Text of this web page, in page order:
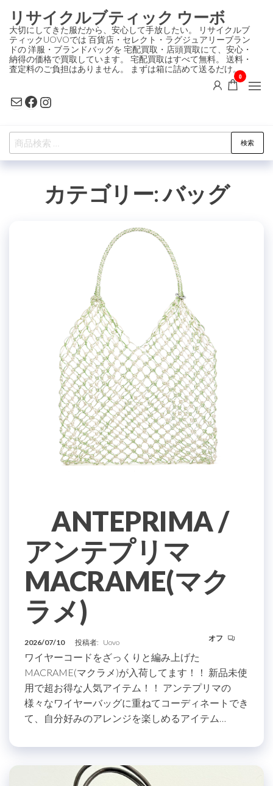
ン
テ
ン
ツ
プ
リサイクルブティック ウーボ
大切にしてきた服だから、安心して手放したい。 リサイクルブ
ティックUOVOでは 百貨店・セレクト・ラグジュアリーブラン
ドの 洋服・ブランドバッグを 宅配買取・店頭買取にて、安心・
納得の価格で買取しています。 宅配買取はすべて無料。 送料・
査定料のご負担はありません。 まずは箱に詰めて送るだけ。
MailFacebook
Instagram
0
検
索
検索
カテゴリー:バッグ
ANTEPRIMA /
アンテプリマ
MACRAME(マク
ラメ)
2026/07/10 投稿者: Uovo オフ
ワイヤーコードをざっくりと編み上げた
MACRAME(マクラメ)が入荷してます！！ 新品未使
用で超お得な人気アイテム！！ アンテプリマの
様々なワイヤーバッグに重ねてコーディネートでき
て、自分好みのアレンジを楽しめるアイテム…